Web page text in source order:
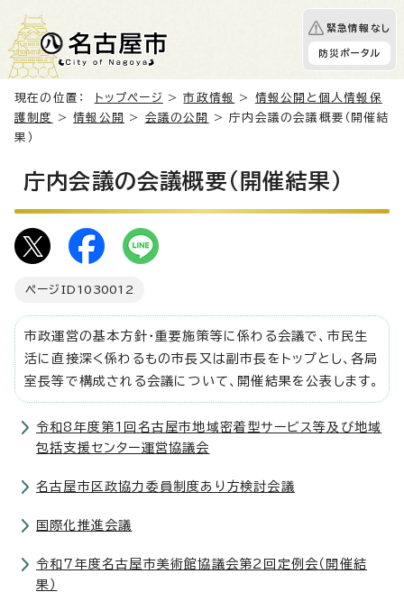
緊急情報なし
防災ポータル
現在の位置： トップページ >市政情報 > 情報公開と個人情報保
護制度
>情報公開 > 会議の公開
> 庁内会議の会議概要（開催結
果）
庁内会議の会議概要（開催結果）
ページID 1030012
市政運営の基本方針・重要施策等に係わる会議で、市民生
活に直接深く係わるもの市長又は副市長をトップとし、各局
室長等で構成される会議について、開催結果を公表します。
令和8年度第1回名古屋市地域密着型サービス等及び地域
包括支援センター運営協議会
名古屋市区政協力委員制度あり方検討会議
国際化推進会議
令和7年度名古屋市美術館協議会第2回定例会（開催結
果）